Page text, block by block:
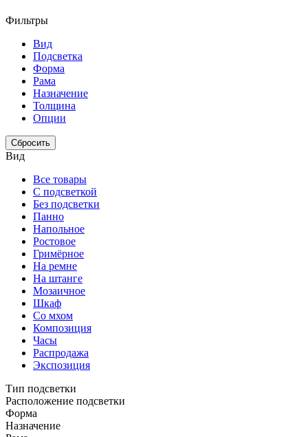
Фильтры
Вид
Подсветка
Форма
Рама
Назначение
Толщина
Опции
Сбросить
Вид
Все товары
С подсветкой
Без подсветки
Панно
Напольное
Ростовое
Гримёрное
На ремне
На штанге
Мозаичное
Шкаф
Со мхом
Композиция
Часы
Распродажа
Экспозиция
Тип подсветки
Расположение подсветки
Форма
Назначение